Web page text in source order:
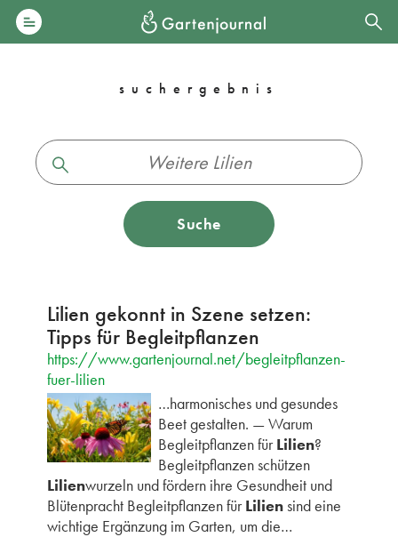
suchergebnis
Suche
Lilien gekonnt in Szene setzen:
Tipps für Begleitpflanzen
https://www.gartenjournal.net/begleitpflanzen-
fuer-lilien
…harmonisches und gesundes
Beet gestalten. — Warum
Begleitpflanzen fürLilien?
Begleitpflanzen schützen
Lilienwurzeln und fördern ihre Gesundheit und
Blütenpracht Begleitpflanzen fürLiliensind eine
wichtige Ergänzung im Garten, um die…